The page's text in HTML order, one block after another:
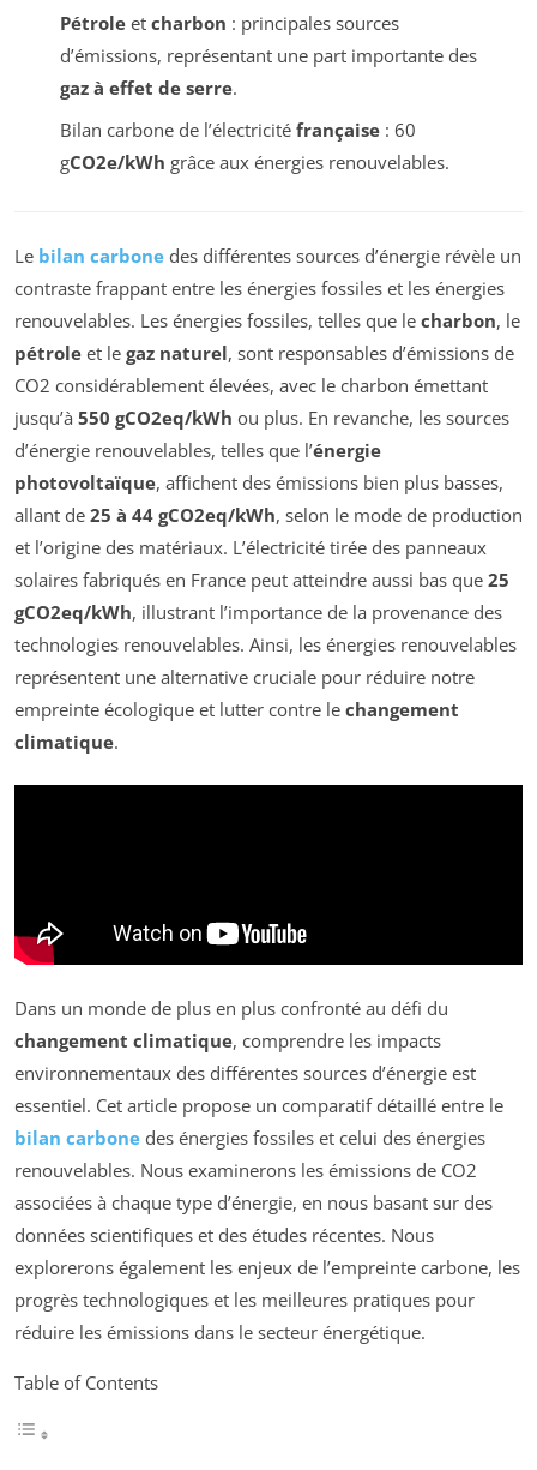
Pétroleet charbon : principales sources
d’émissions, représentant une part importante des
gaz à effet de serre.
Bilan carbone de l’électricité française: 60
gCO2e/kWh grâce aux énergies renouvelables.
Le bilan carbone des différentes sources d’énergie révèle un
contraste frappant entre les énergies fossiles et les énergies
renouvelables. Les énergies fossiles, telles que le charbon, le
pétrole et le gaz naturel, sont responsables d’émissions de
CO2 considérablement élevées, avec le charbon émettant
jusqu’à 550 gCO2eq/kWh ou plus. En revanche, les sources
d’énergie renouvelables, telles que l’énergie
photovoltaïque, affichent des émissions bien plus basses,
allant de 25 à 44 gCO2eq/kWh, selon le mode de production
et l’origine des matériaux. L’électricité tirée des panneaux
solaires fabriqués en France peut atteindre aussi bas que 25
gCO2eq/kWh, illustrant l’importance de la provenance des
technologies renouvelables. Ainsi, les énergies renouvelables
représentent une alternative cruciale pour réduire notre
empreinte écologique et lutter contre le changement
climatique.
Dans un monde de plus en plus confronté au défi du
changement climatique, comprendre les impacts
environnementaux des différentes sources d’énergie est
essentiel. Cet article propose un comparatif détaillé entre le
bilan carbone des énergies fossiles et celui des énergies
renouvelables. Nous examinerons les émissions de CO2
associées à chaque type d’énergie, en nous basant sur des
données scientifiques et des études récentes. Nous
explorerons également les enjeux de l’empreinte carbone, les
progrès technologiques et les meilleures pratiques pour
réduire les émissions dans le secteur énergétique.
Table of Contents